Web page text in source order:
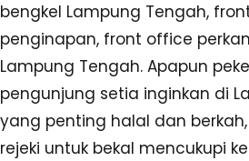
bengkel Lampung Tengah,
penginapan, front office
Lampung Tengah. Apapun
pengunjung setia inginkan di
yang penting halal dan
rejeki untuk bekal mencukupi